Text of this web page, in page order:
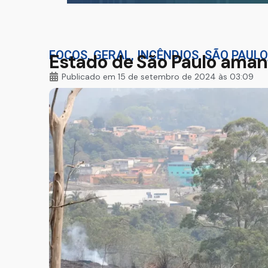
FOCOS,GERAL, INCÊNDIOS,SÃO PAULO
Estado de São Paulo
Publicado em 15 de setembro de 2024 às 03:09